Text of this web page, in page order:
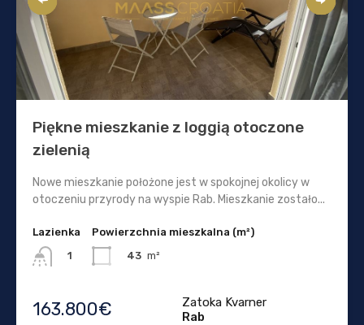
Piękne mieszkanie z loggią otoczone
zielenią
Nowe mieszkanie położone jest w spokojnej okolicy w
otoczeniu przyrody na wyspie Rab. Mieszkanie zostało...
Lazienka
1
Powierzchnia mieszkalna (m²)
43 m²
163.800€
Zatoka Kvarner
Rab